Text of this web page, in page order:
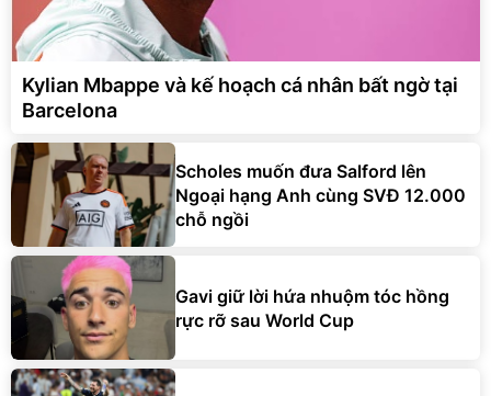
Kylian Mbappe và kế hoạch cá nhân bất ngờ tại
Barcelona
Scholes muốn đưa Salford lên
Ngoại hạng Anh cùng SVĐ 12.000
chỗ ngồi
Gavi giữ lời hứa nhuộm tóc hồng
rực rỡ sau World Cup